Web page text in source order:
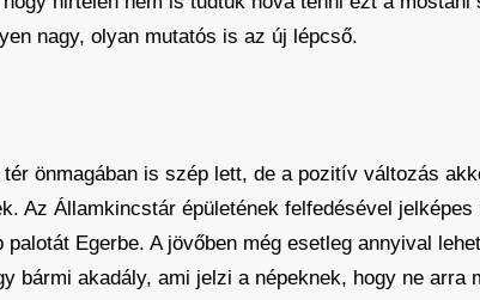
nagy, olyan mutatós is az új lépcső.
önmagában is szép lett, de a pozitív változás
Az Államkincstár épületének felfedésével
palotát Egerbe. A jövőben még esetleg annyival
bármi akadály, ami jelzi a népeknek, hogy ne